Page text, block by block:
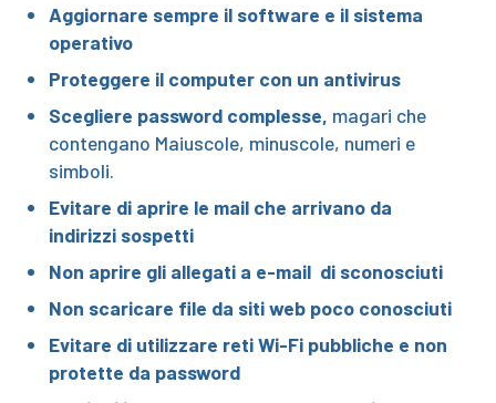
Aggiornare sempre il software e il sistema
operativo
Proteggere il computer con un antivirus
Scegliere password complesse, magari che
contengano Maiuscole, minuscole, numeri e
simboli.
Evitare di aprire le mail che arrivano da
indirizzi sospetti
Non aprire gli allegati a e-mail di sconosciuti
Non scaricare file da siti web poco conosciuti
Evitare di utilizzare reti Wi-Fi pubbliche e non
protette da password